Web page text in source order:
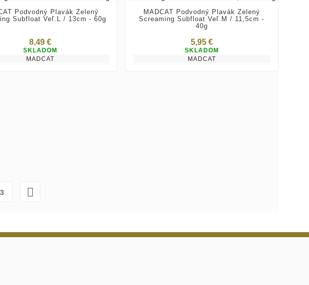
Podvodný Plavák Zelený
Subfloat Veľ.L / 13cm - 60g
8,49 €
SKLADOM
MADCAT
MADCAT Podvodný Plavák Zelený
Screaming Subfloat Veľ.M / 11,5cm -
40g
5,95 €
SKLADOM
MADCAT
3 